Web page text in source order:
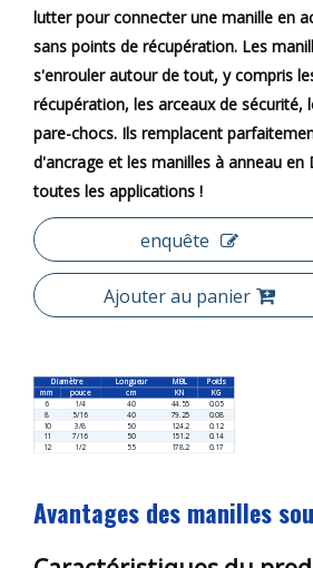
lutter pour connecter une manille en
sans points de récupération. Les
s'enrouler autour de tout, y compris
récupération, les arceaux de sécurité,
pare-chocs. Ils remplacent
d'ancrage et les manilles à anneau en
toutes les applications !
enquête
Ajouter au panier
Diamètre Longueur MBL Poids
mm pouce cm KN KG
6 1/4 40 44.55 0.05
8 5/16 40 79.25 0.08
10 3/8 50 124.2 0.12
11 7/16 50 151.2 0.14
12 1/2 55 178.2 0.17
Avantages des manilles